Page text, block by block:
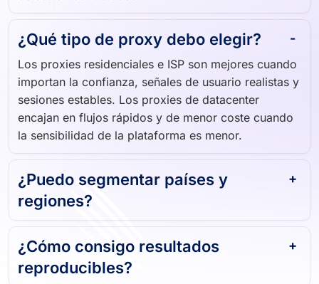
¿Qué tipo de proxy debo elegir?
Los proxies residenciales e ISP son mejores cuando
importan la confianza, señales de usuario realistas y
sesiones estables. Los proxies de datacenter
encajan en flujos rápidos y de menor coste cuando
la sensibilidad de la plataforma es menor.
¿Puedo segmentar países y
regiones?
¿Cómo consigo resultados
reproducibles?